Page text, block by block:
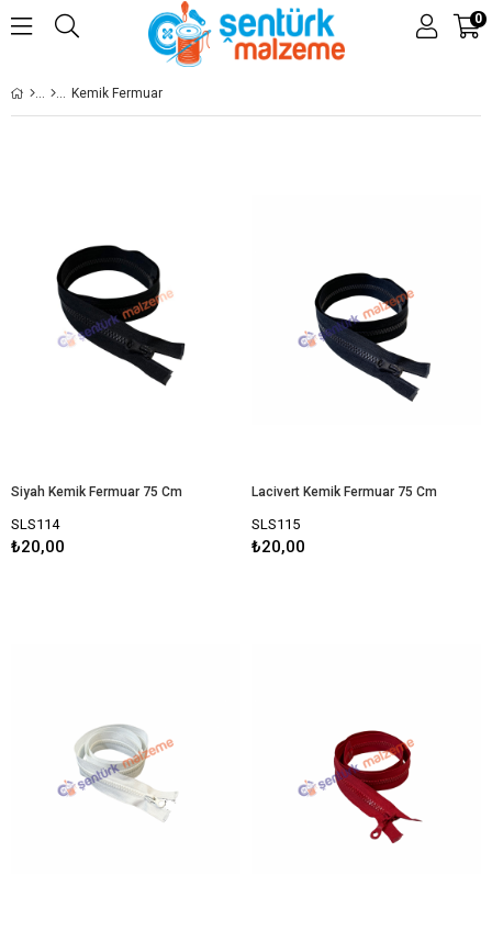
0
Kemik Fermuar
Siyah Kemik Fermuar 75 Cm
SLS114
₺20,00
Lacivert Kemik Fermuar 75 Cm
SLS115
₺20,00